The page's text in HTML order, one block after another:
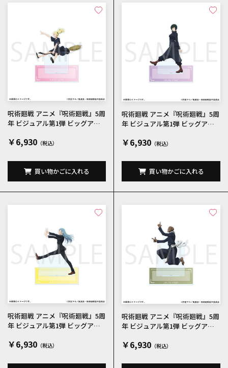
呪術廻戦 アニメ『呪術廻戦』5周
年 ビジュアル第1弾 ビッグアク
￥6,930
買い物かごに入れる
呪術廻戦 アニメ『呪術廻戦』5周
年 ビジュアル第1弾 ビッグアク
￥6,930
買い物かごに入れる
呪術廻戦 アニメ『呪術廻戦』5周
年 ビジュアル第1弾 ビッグアク
￥6,930
呪術廻戦 アニメ『呪術廻戦』5周
年 ビジュアル第1弾 ビッグアク
￥6,930